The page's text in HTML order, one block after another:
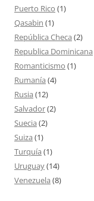
Puerto Rico (1)
Qasabin (1)
República Checa (2)
Republica Dominicana
Romanticismo (1)
Rumanía (4)
Rusia (12)
Salvador(2)
Suecia (2)
Suiza (1)
Turquía (1)
Uruguay(14)
Venezuela (8)